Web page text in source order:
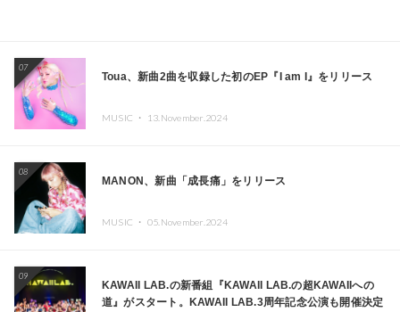
07
Toua、新曲2曲を収録した初のEP『I am I』をリリース
MUSIC ・ 13.November.2024
08
MANON、新曲「成長痛」をリリース
MUSIC ・ 05.November.2024
09
KAWAII LAB.の新番組『KAWAII LAB.の超KAWAIIへの
道』がスタート。KAWAII LAB.3周年記念公演も開催決定